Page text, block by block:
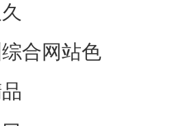
合网站色